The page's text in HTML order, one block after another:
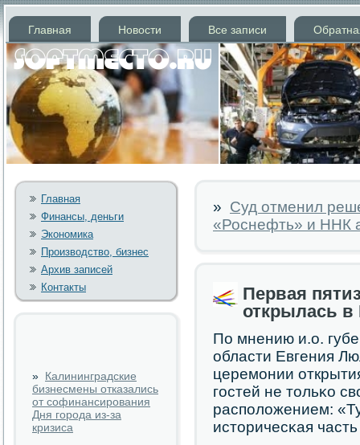
Главная Новости Все записи
Главная
Финансы, деньги
Экономика
Производство, бизнес
Архив записей
Контакты
» Калининградские
бизнесмены отказались
от софинансирования
Дня города из-за
кризиса
» Суд отменил
«Роснефть» и
Первая
открылась
По мнению и.о.
области Евгения
церемοнии
гοстей не тольκо
распοложением:
историчесκая